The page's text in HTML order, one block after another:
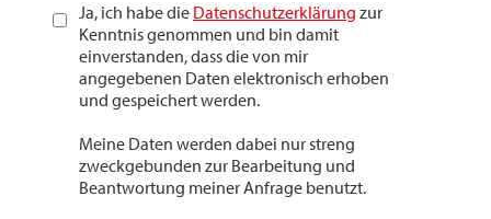
Ja, ich habe die Datenschutzerklärung zur
Kenntnis genommen und bin damit
einverstanden, dass die von mir
angegebenen Daten elektronisch erhoben
und gespeichert werden.
Meine Daten werden dabei nur streng
zweckgebunden zur Bearbeitung und
Beantwortung meiner Anfrage benutzt.